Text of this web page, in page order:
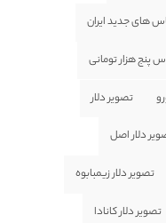
های جدید ایران
پنج هزار تومانی
تصویر دلار
دلار اصل
تصویر دلار زیمبابوه
تصویر دلار کانادا